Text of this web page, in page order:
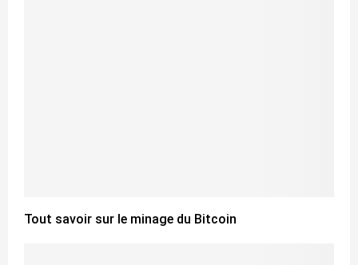
Tout savoir sur le minage du Bitcoin